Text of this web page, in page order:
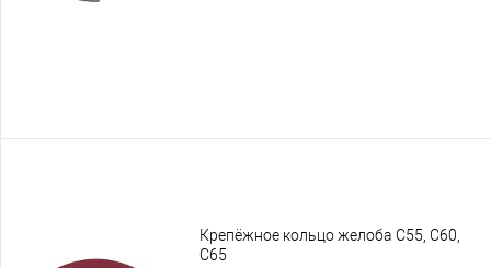
Крепёжное кольцо желоба C55, C60,
C65